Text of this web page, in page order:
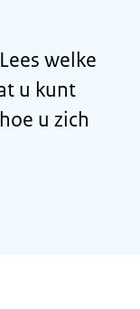
welke
u kunt
u zich